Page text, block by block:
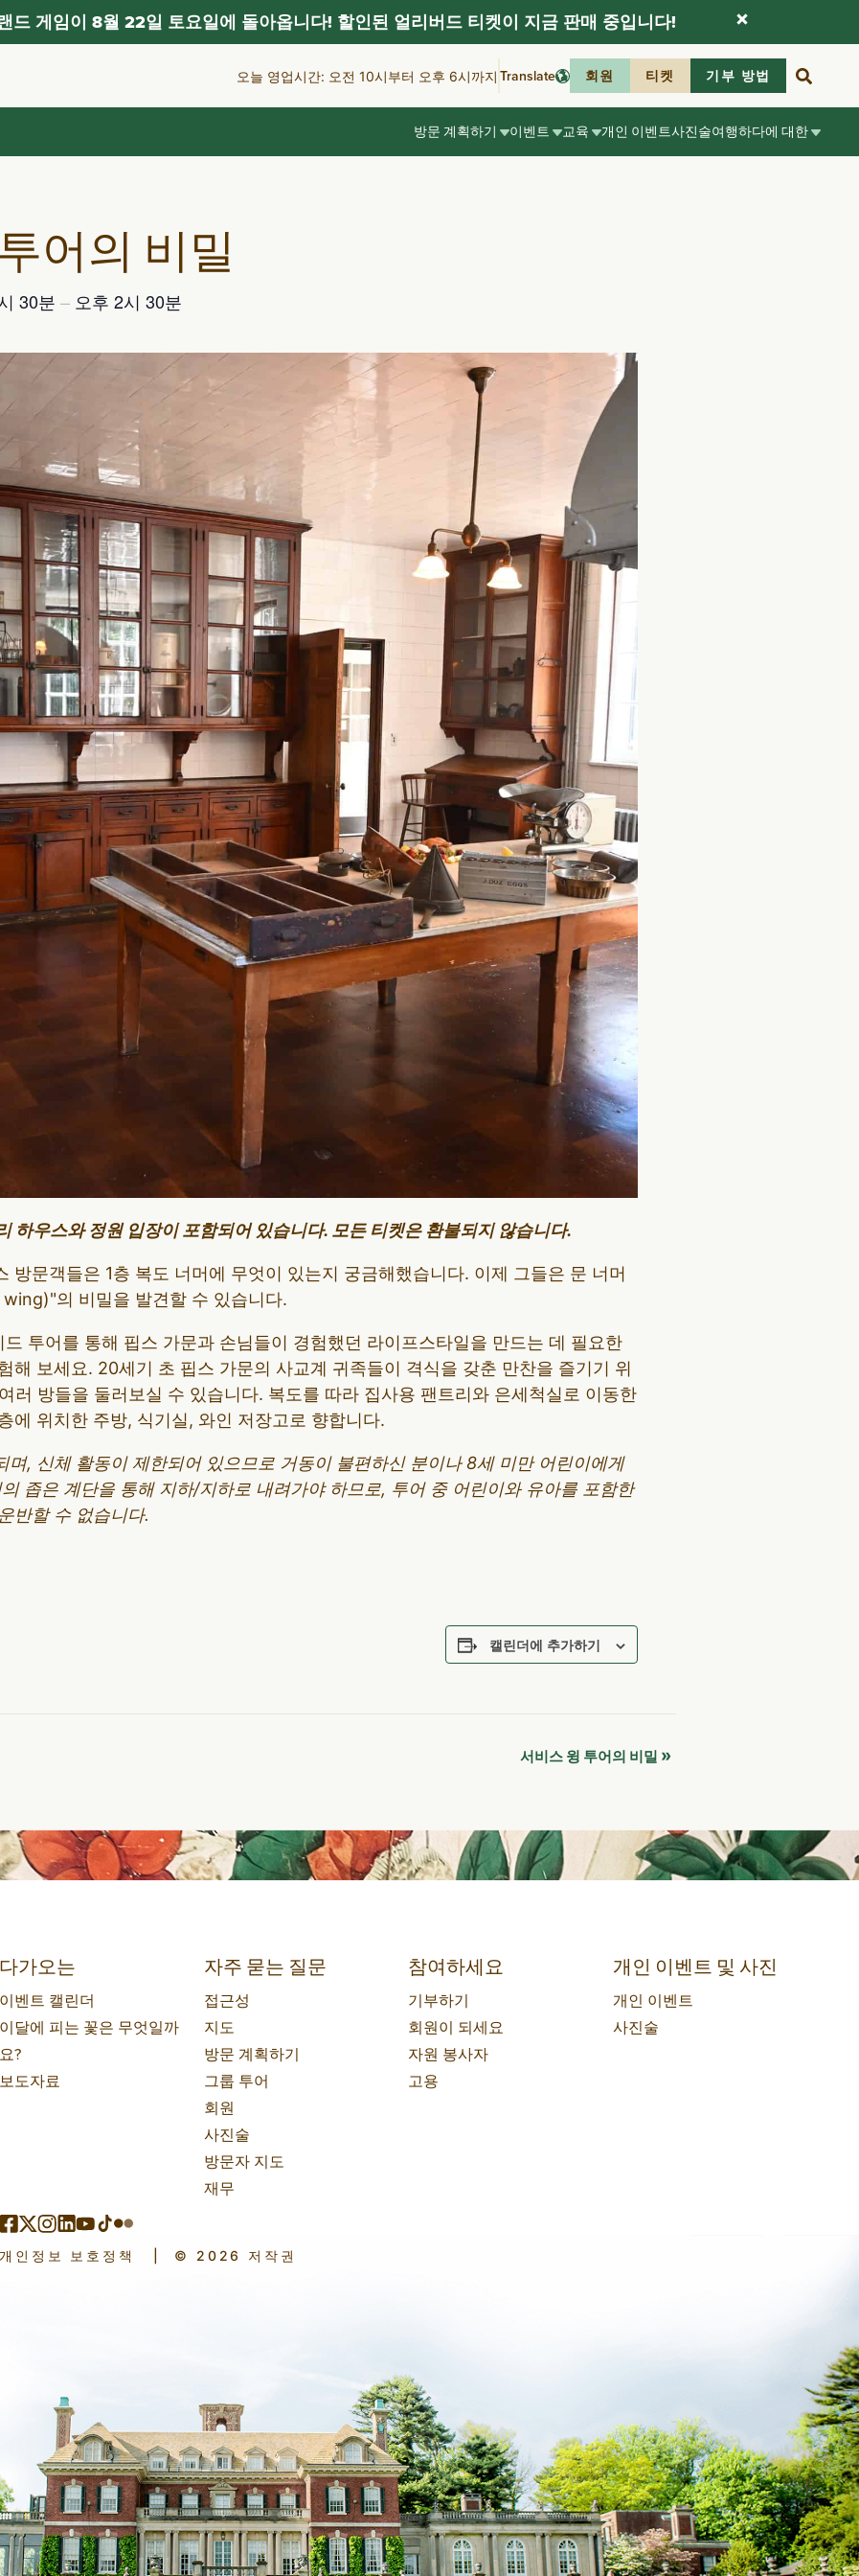
오늘 영업시간: 오전 10시부터 오후 6시까지 Translate 회원 티켓 기부 방법
방문 계획하기 이벤트 교육 개인 이벤트사진술여행하다에 대한
어의 비밀
30분 – 오후 2시 30분
하우스와 정원 입장이 포함되어 있습니다. 모든 티켓은 환불되지 않습니다.
방문객들은 1층 복도 너머에 무엇이 있는지 궁금해했습니다. 이제 그들은 문 너머
의 비밀을 발견할 수 있습니다.
투어를 통해 핍스 가문과 손님들이 경험했던 라이프스타일을 만드는 데 필요한
해 보세요. 20세기 초 핍스 가문의 사교계 귀족들이 격식을 갖춘 만찬을 즐기기 위
러 방들을 둘러보실 수 있습니다. 복도를 따라 집사용 팬트리와 은세척실로 이동한
에 위치한 주방, 식기실, 와인 저장고로 향합니다.
며, 신체 활동이 제한되어 있으므로 거동이 불편하신 분이나 8세 미만 어린이에게
좁은 계단을 통해 지하/지하로 내려가야 하므로, 투어 중 어린이와 유아를 포함한
반할 수 없습니다.
캘린더에 추가하기
서비스 윙 투어의 비밀 »
다가오는
이벤트 캘린더
이달에 피는 꽃은 무엇일까
요?
보도자료
자주 묻는 질문
접근성
지도
방문 계획하기
그룹 투어
회원
사진술
방문자 지도
재무
참여하세요
기부하기
회원이 되세요
자원 봉사자
고용
개인 이벤트 및 사진
개인 이벤트
사진술
개인정보 보호정책 © 2026 저작권
드 게임이 8월 22일 토요일에 돌아옵니다! 할인된 얼리버드 티켓이 지금 판매 중입니다!